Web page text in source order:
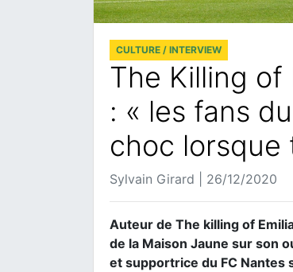
CULTURE / INTERVIEW
The Killing of
: « les fans
choc lorsque
Sylvain Girard | 26/12/2020
Auteur de The killing of
de la Maison Jaune sur son
et supportrice du FC Nantes